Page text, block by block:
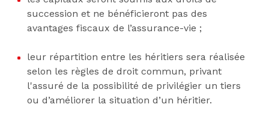
succession et ne bénéficieront pas des
avantages fiscaux de l’assurance-vie ;
leur répartition entre les héritiers sera réalisée
selon les règles de droit commun, privant
l'assuré de la possibilité de privilégier un tiers
ou d’améliorer la situation d’un héritier.